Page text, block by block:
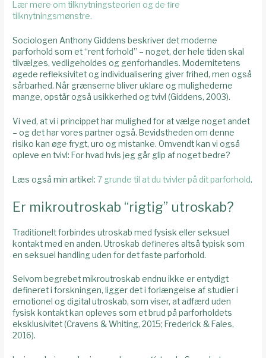
Lær mere om tilknytningsteorien og de fire
tilknytningsmønstre.
Sociologen Anthony Giddens beskriver det moderne
parforhold som et “rent forhold” – noget, der hele tiden skal
tilvælges, vedligeholdes og genforhandles. Modernitetens
øgede refleksivitet og individualisering giver frihed, men også
sårbarhed. Når grænserne bliver uklare og mulighederne
mange, opstår også usikkerhed og tvivl (Giddens, 2003).
Vi ved, at vi i princippet har mulighed for at vælge noget andet
– og det har vores partner også. Bevidstheden om denne
risiko kan øge frygt, uro og mistanke. Omvendt kan vi også
opleve en tvivl: For hvad hvis jeg går glip af noget bedre?
Læs også min artikel:7 grunde til at du tvivler på dit parforhold.
Er mikroutroskab “rigtig” utroskab?
Traditionelt forbindes utroskab med fysisk eller seksuel
kontakt med en anden. Utroskab defineres altså typisk som
en seksuel handling uden for det faste parforhold.
Selvom begrebet mikroutroskab endnu ikke er entydigt
defineret i forskningen, ligger det i forlængelse af studier i
emotionel og digital utroskab, som viser, at adfærd uden
fysisk kontakt kan opleves som et brud på parforholdets
eksklusivitet (Cravens & Whiting, 2015; Frederick & Fales,
2016).